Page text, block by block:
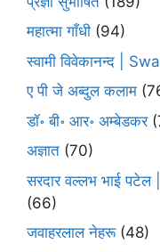
महात्मा गाँधी (94)
स्वामी विवेकानन्द |
ए पी जे अब्दुल कलाम
डॉ॰ बी॰ आर॰ अम्बेडकर
अज्ञात (70)
सरदार वल्लभ भाई
(66)
जवाहरलाल नेहरू(48)